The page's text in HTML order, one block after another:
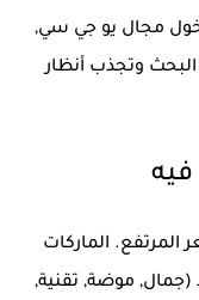
مجال يو جي سي,
وتجذب أنظار
الماركات
موضة, تقنية,